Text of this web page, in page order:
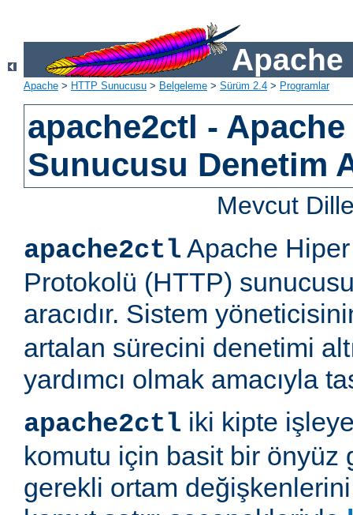
Apache
Apache > HTTP Sunucusu > Belgeleme > Sürüm 2.4 > Programlar
apache2ctl - Apache
Sunucusu Denetim
Mevcut
apache2ctl Apache
Protokolü (HTTP)
aracıdır. Sistem
artalan sürecini denetimi
yardımcı olmak amacıyla
apache2ctl iki kipte
komutu için basit bir önyüz
gerekli ortam